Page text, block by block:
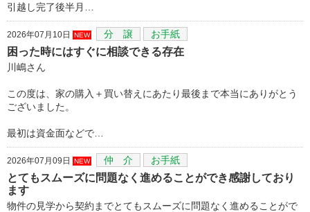
引越し完了後半月…
2026年07月10日 NEW 分 譲 お手紙
困った時にはすぐに相談できる存在
川嶋さん
この度は、家の購入＋買い替えにあたり最後まで本当にありがとう
ございました。
最初は資金面などで…
2026年07月09日 NEW 仲 介 お手紙
とてもスムーズに問題なく進めることができ感謝しており
ます
物件の見学から契約までとてもスムーズに問題なく進めることがで